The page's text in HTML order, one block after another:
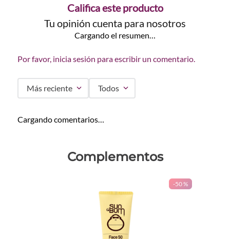
Califica este producto
Tu opinión cuenta para nosotros
Cargando el resumen…
Por favor, inicia sesión para escribir un comentario.
Más reciente Todos
Cargando comentarios…
Complementos
-50 %